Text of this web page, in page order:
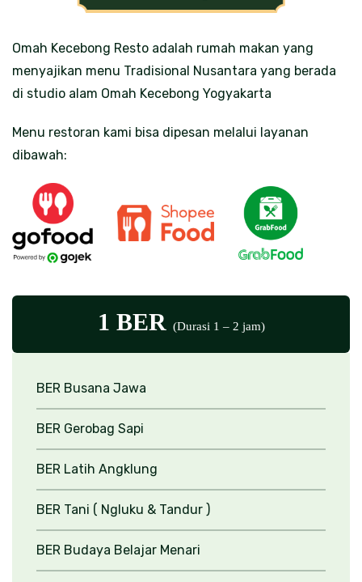
Omah Kecebong Resto adalah rumah makan yang
menyajikan menu Tradisional Nusantara yang berada
di studio alam Omah Kecebong Yogyakarta
Menu restoran kami bisa dipesan melalui layanan
dibawah:
1 BER (Durasi 1 – 2 jam)
BER Busana Jawa
BER Gerobag Sapi
BER Latih Angklung
BER Tani ( Ngluku & Tandur )
BER Budaya Belajar Menari